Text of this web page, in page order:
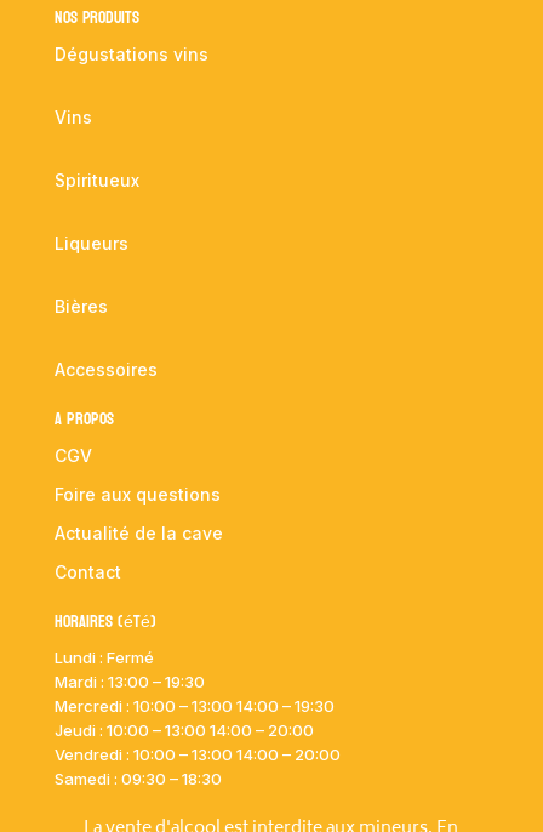
NOS PRODUITS
Dégustations vins
Vins
Spiritueux
Liqueurs
Bières
Accessoires
A propos
CGV
Foire aux questions
Actualité de la cave
Contact
Horaires (été)
Lundi : Fermé
Mardi : 13:00 – 19:30
Mercredi : 10:00 – 13:00 14:00 – 19:30
Jeudi : 10:00 – 13:00 14:00 – 20:00
Vendredi : 10:00 – 13:00 14:00 – 20:00
Samedi : 09:30 – 18:30